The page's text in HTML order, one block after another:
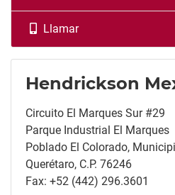
Llamar
Llamar
Hendrickson
Circuito El Marques Sur #29
Parque Industrial El Marques
Poblado El Colorado,
Querétaro, C.P. 76246
Fax: +52 (442) 296.3601